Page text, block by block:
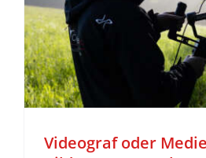
Videograf oder